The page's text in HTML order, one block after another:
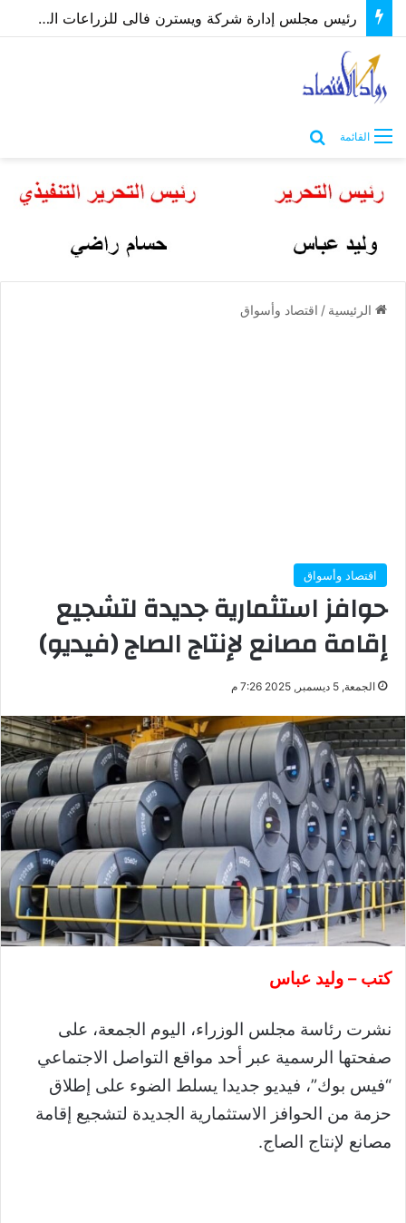
رئيس مجلس إدارة شركة ويسترن فالى للزراعات الحديثة يكشف أهمية اقتصاد الزراعات الحيوية
القائمة
الرئيسية / اقتصاد وأسواق
اقتصاد وأسواق
حوافز استثمارية جديدة لتشجيع
إقامة مصانع لإنتاج الصاج (فيديو)
الجمعة, 5 ديسمبر, 2025 7:26 م
كتب – وليد عباس
نشرت رئاسة مجلس الوزراء، اليوم الجمعة، على
صفحتها الرسمية عبر أحد مواقع التواصل الاجتماعي
“فيس بوك”، فيديو جديدا يسلط الضوء على إطلاق
حزمة من الحوافز الاستثمارية الجديدة لتشجيع إقامة
مصانع لإنتاج الصاج.